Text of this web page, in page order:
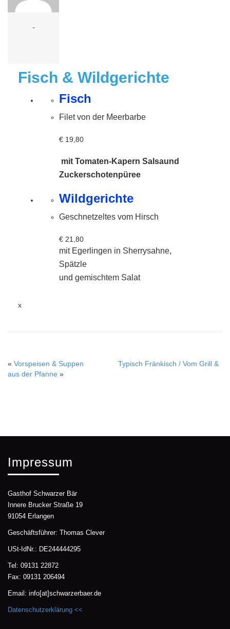
-
Fisch & Wildgerichte
Fisch
Filet von der Meerbarbe
€ 19,80
mit Tomaten-Kapern Salsaund
Zuckerschotenpüree
Wildgerichte
Geschnetzeltes vom Hirsch
€ 21,80
mit Egerlingen in Sherrysahne,
Spätzle
und gemischtem Salat
x
« Vorspeisen & Suppen
Typisch Fränkisch / Vom Grill &
aus der Pfanne »
Impressum
Gasthof Schwarzer Bär
Innere Brucker Straße 19
91054 Erlangen
Geschäftsführer: Thomas Clever
USt-IdNr.: DE244444295
Tel: 09131 22872
Fax: 09131 206494
Email: info[at]schwarzerbaer.de
Datenschutzerklärung <<